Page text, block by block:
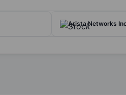
Arista Networks